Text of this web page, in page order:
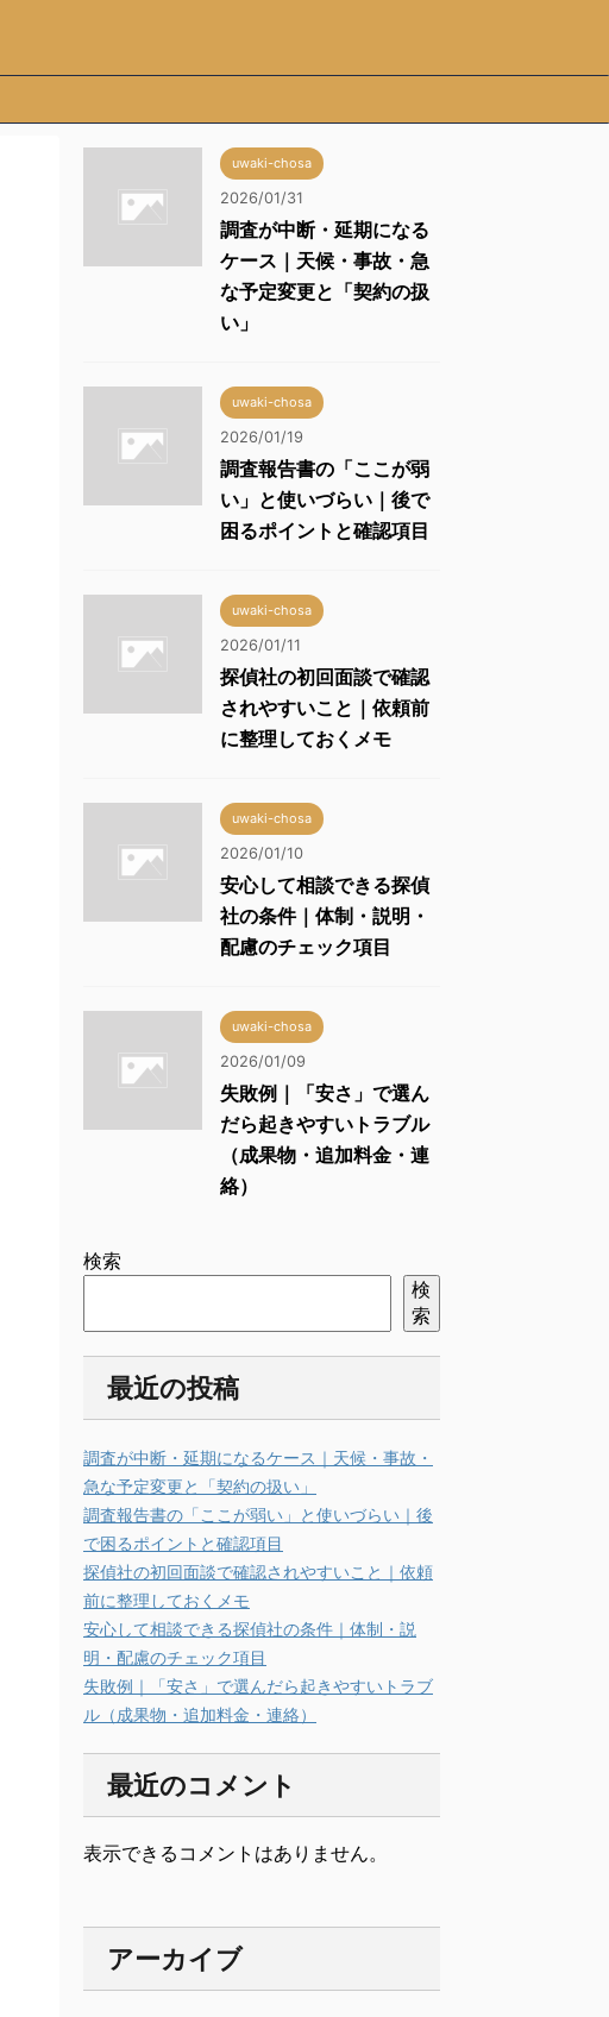
uwaki-chosa
2026/01/31
調査が中断・延期になる
ケース｜天候・事故・急
な予定変更と「契約の扱
い」
uwaki-chosa
2026/01/19
調査報告書の「ここが弱
い」と使いづらい｜後で
困るポイントと確認項目
uwaki-chosa
2026/01/11
探偵社の初回面談で確認
されやすいこと｜依頼前
に整理しておくメモ
uwaki-chosa
2026/01/10
安心して相談できる探偵
社の条件｜体制・説明・
配慮のチェック項目
uwaki-chosa
2026/01/09
失敗例｜「安さ」で選ん
だら起きやすいトラブル
（成果物・追加料金・連
絡）
検索
検
索
最近の投稿
調査が中断・延期になるケース｜天候・事故・
急な予定変更と「契約の扱い」
調査報告書の「ここが弱い」と使いづらい｜後
で困るポイントと確認項目
探偵社の初回面談で確認されやすいこと｜依頼
前に整理しておくメモ
安心して相談できる探偵社の条件｜体制・説
明・配慮のチェック項目
失敗例｜「安さ」で選んだら起きやすいトラブ
ル（成果物・追加料金・連絡）
最近のコメント
表示できるコメントはありません。
アーカイブ